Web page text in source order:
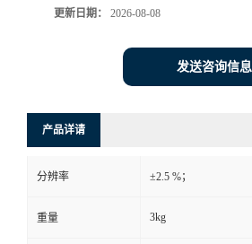
系
更新日期： 2026-08-08
发送咨询信息
产品详请
分辨率 ±2.5 %；
重量 3kg